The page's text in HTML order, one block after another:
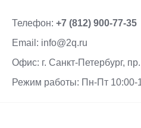
Телефон: +7 (812) 900-77-35
Email: info@2q.ru
Офис: г. Санкт-Петербург,
Режим работы: Пн-Пт 10:00-